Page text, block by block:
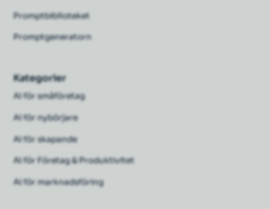
Promptbiblioteket
Promptgeneratorn
Kategorier
AI för småföretag
AI för nybörjare
AI för skapande
AI för Företag & Produktivitet
AI för marknadsföring